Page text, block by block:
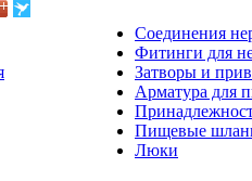
Соединения
Фитинги для
Затворы и
Арматура для
Пищевые
Люки